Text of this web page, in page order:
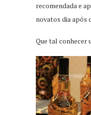
recomendada e
novatos dia após
Que tal conhecer